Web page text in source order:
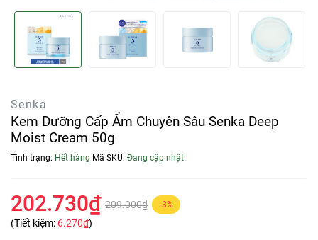
Senka
Kem Dưỡng Cấp Ẩm Chuyên Sâu Senka Deep
Moist Cream 50g
Tình trạng: Hết hàng Mã SKU: Đang cập nhật
202.730₫ 209.000₫ -3%
(Tiết kiệm: 6.270₫)